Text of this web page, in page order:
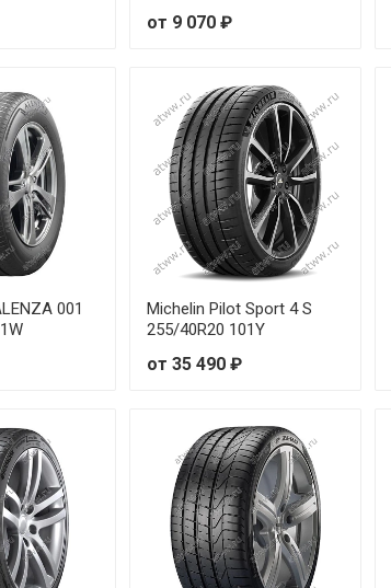
95W
92Y
97Y
96Y
101Y
99W
99Y
100Y
101V
102V
103V
от 9 070 ₽
001
Michelin Pilot Sport 4 S
255/40R20 101Y
от 35 490 ₽